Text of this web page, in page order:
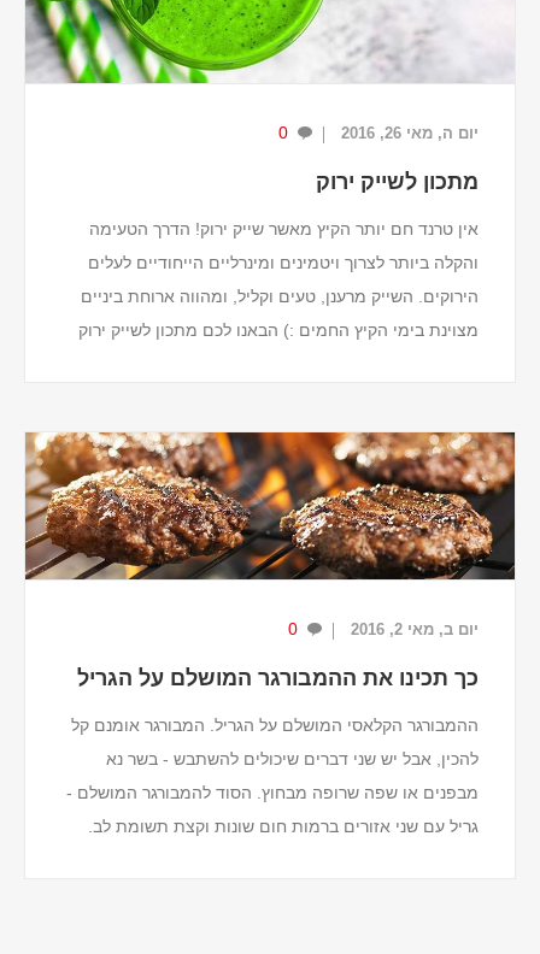
יום ה, מאי 26, 2016 0
מתכון לשייק ירוק
אין טרנד חם יותר הקיץ מאשר שייק ירוק! הדרך הטעימה
והקלה ביותר לצרוך ויטמינים ומינרליים הייחודיים לעלים
הירוקים. השייק מרענן, טעים וקליל, ומהווה ארוחת ביניים
מצוינת בימי הקיץ החמים :) הבאנו לכם מתכון לשייק ירוק
יום ב, מאי 2, 2016 0
כך תכינו את ההמבורגר המושלם על הגריל
ההמבורגר הקלאסי המושלם על הגריל. המבורגר אומנם קל
להכין, אבל יש שני דברים שיכולים להשתבש - בשר נא
מבפנים או שפה שרופה מבחוץ. הסוד להמבורגר המושלם -
גריל עם שני אזורים ברמות חום שונות וקצת תשומת לב.